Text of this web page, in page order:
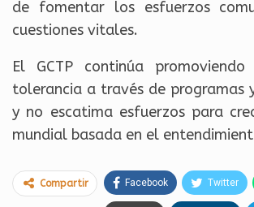
de fomentar los esfuerzos
cuestiones vitales.
El GCTP continúa
tolerancia a través de programas
y no escatima esfuerzos para
mundial basada en el
Compartir Facebook Twitter